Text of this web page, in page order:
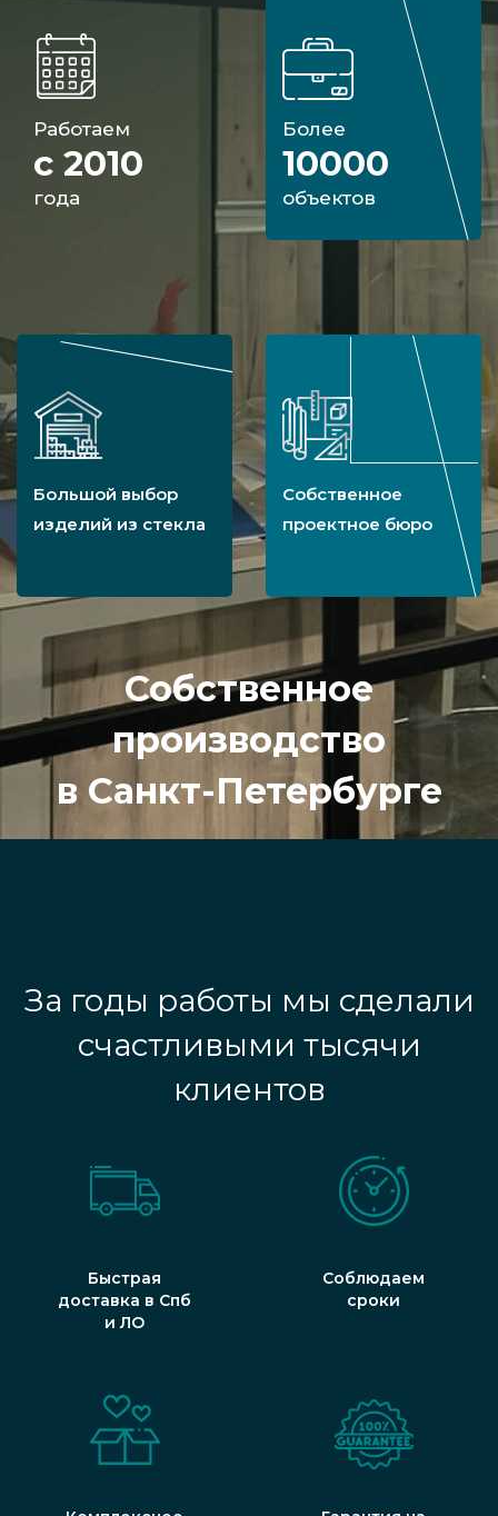
Работаем
с 2010
года
Более
10000
объектов
Большой выбор
изделий из стекла
Собственное
проектное бюро
Собственное
производство
в Санкт-Петербурге
За годы работы мы сделали
счастливыми тысячи
клиентов
Быстрая
доставка в Спб
и ЛО
Соблюдаем
сроки